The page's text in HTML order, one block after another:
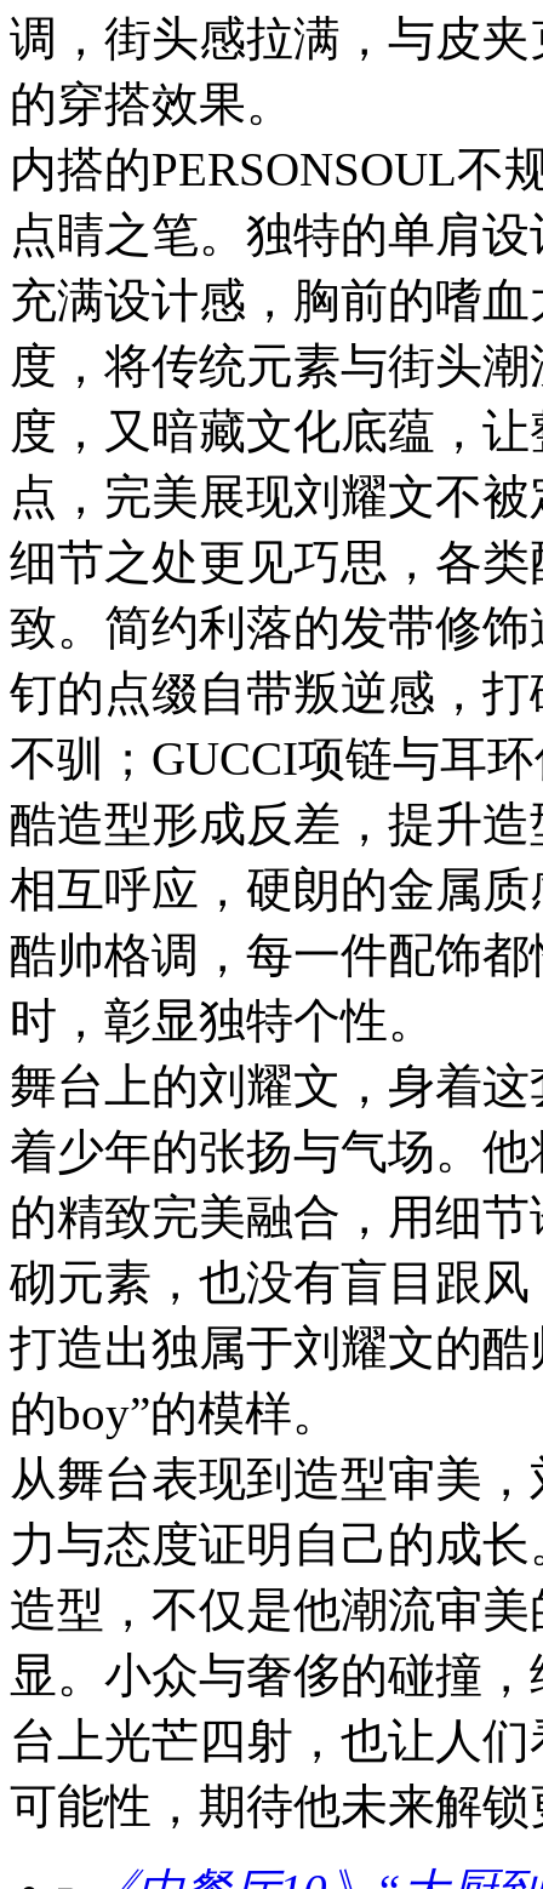
调，街头感拉满，与皮
的穿搭效果。
内搭的PERSONSOUL不
点睛之笔。独特的单肩
充满设计感，胸前的嗜
度，将传统元素与街头
度，又暗藏文化底蕴，
点，完美展现刘耀文不
细节之处更见巧思，各
致。简约利落的发带修
钉的点缀自带叛逆感，
不驯；GUCCI项链与耳
酷造型形成反差，提升
相互呼应，硬朗的金属
酷帅格调，每一件配饰
时，彰显独特个性。
舞台上的刘耀文，身着
着少年的张扬与气场。
的精致完美融合，用细
砌元素，也没有盲目跟
打造出独属于刘耀文的
的boy”的模样。
从舞台表现到造型审美
力与态度证明自己的成
造型，不仅是他潮流审
显。小众与奢侈的碰撞
台上光芒四射，也让人
可能性，期待他未来解